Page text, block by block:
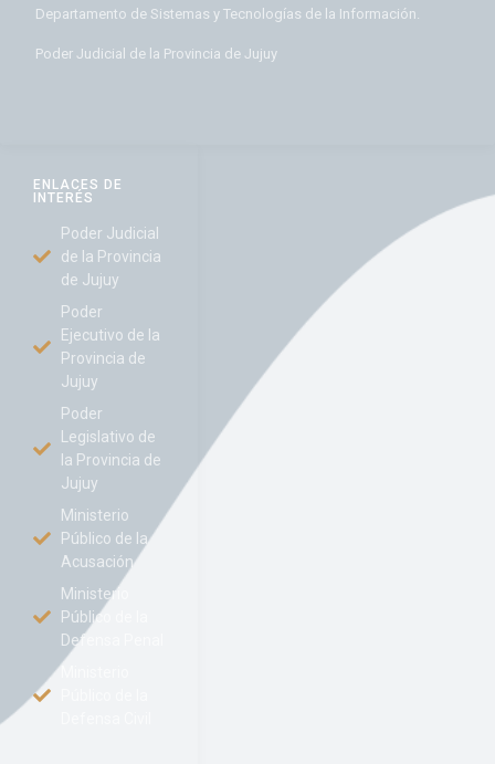
ENLACES DE
INTERÉS
Poder Judicial
de la Provincia
de Jujuy
Poder
Ejecutivo de la
Provincia de
Jujuy
Poder
Legislativo de
la Provincia de
Jujuy
Ministerio
Público de la
Acusación
Ministerio
Público de la
Defensa Penal
Departamento de Sistemas y Tecnologías de la Información.
Poder Judicial de la Provincia de Jujuy